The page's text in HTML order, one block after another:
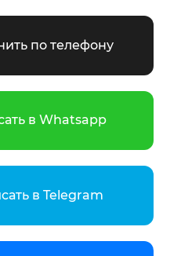
по телефону
в Whatsapp
в Telegram